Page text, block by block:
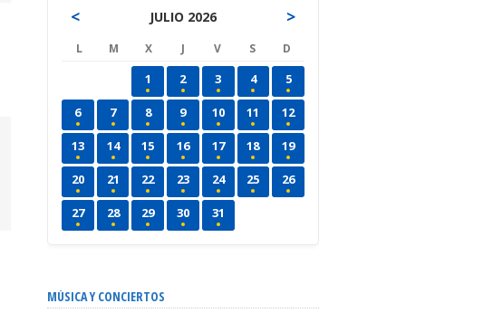
< JULIO 2026 >
L M X J V S D
1 2 3 4 5
6 7 8 9 10 11 12
13 14 15 16 17 18 19
20 21 22 23 24 25 26
27 28 29 30 31
MÚSICA Y CONCIERTOS